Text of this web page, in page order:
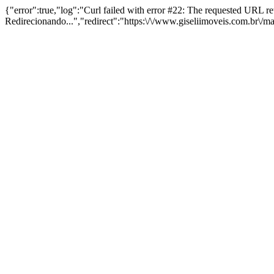
{"error":true,"log":"Curl failed with error #22: The requested URL
Redirecionando...","redirect":"https:\/\/www.giseliimoveis.com.br\/